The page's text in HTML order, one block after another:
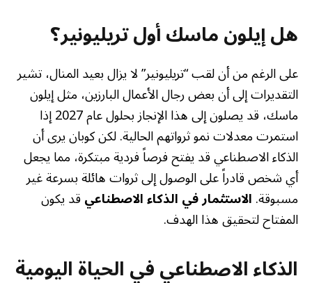
هل إيلون ماسك أول تريليونير؟
على الرغم من أن لقب “تريليونير” لا يزال بعيد المنال، تشير
التقديرات إلى أن بعض رجال الأعمال البارزين، مثل إيلون
ماسك، قد يصلون إلى هذا الإنجاز بحلول عام 2027 إذا
استمرت معدلات نمو ثرواتهم الحالية. لكن كوبان يرى أن
الذكاء الاصطناعي قد يفتح فرصاً فردية مبتكرة، مما يجعل
أي شخص قادراً على الوصول إلى ثروات هائلة بسرعة غير
مسبوقة.الاستثمار في الذكاء الاصطناعيقد يكون
المفتاح لتحقيق هذا الهدف.
الذكاء الاصطناعي في الحياة اليومية